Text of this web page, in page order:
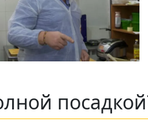
авторские обзоры
неделю.